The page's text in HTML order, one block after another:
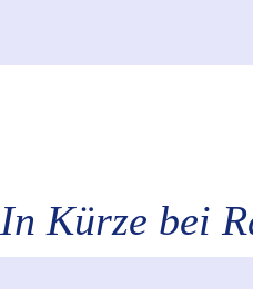
In Kürze bei